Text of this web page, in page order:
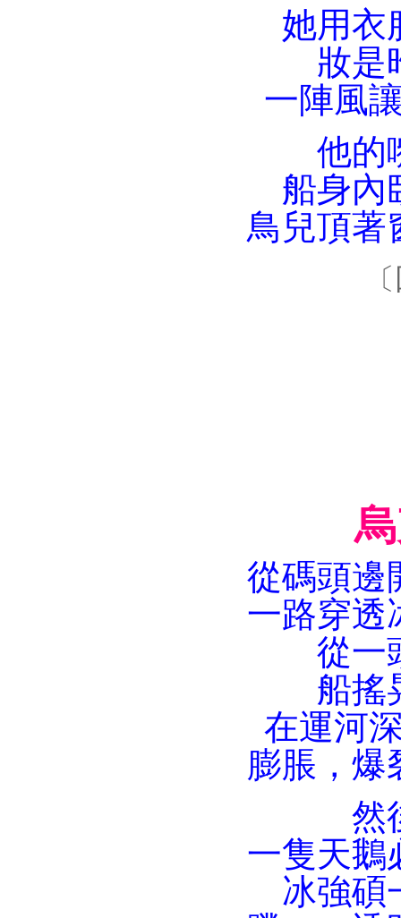
她用衣
妝是
一陣風
他的
船身內
鳥兒頂著
從碼頭邊
一路穿透
從一
船搖
在運河
膨脹，爆
然
一隻天鵝
冰強碩